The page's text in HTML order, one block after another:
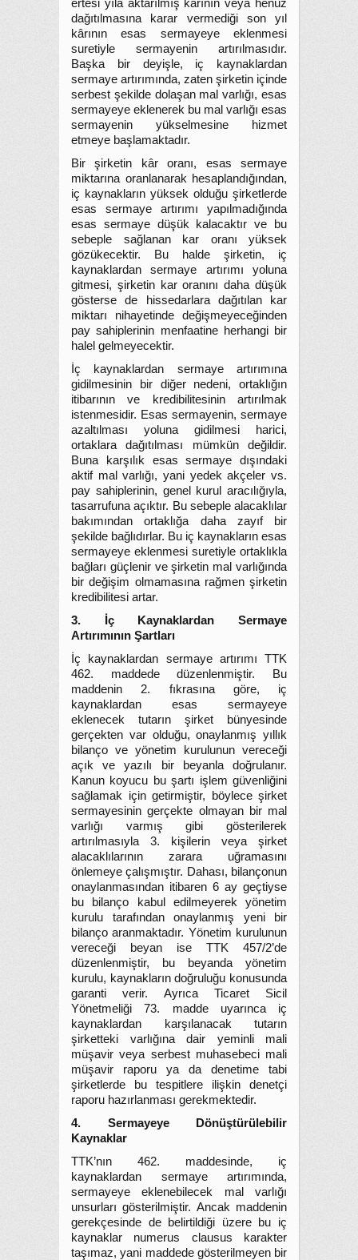
ertesi yıla aktarılmış kârının veya henüz
dağıtılmasına karar vermediği son yıl
kârının esas sermayeye eklenmesi
suretiyle sermayenin artırılmasıdır.
Başka bir deyişle, iç kaynaklardan
sermaye artırımında, zaten şirketin içinde
serbest şekilde dolaşan mal varlığı, esas
sermayeye eklenerek bu mal varlığı esas
sermayenin yükselmesine hizmet
etmeye başlamaktadır.
Bir şirketin kâr oranı, esas sermaye
miktarına oranlanarak hesaplandığından,
iç kaynakların yüksek olduğu şirketlerde
esas sermaye artırımı yapılmadığında
esas sermaye düşük kalacaktır ve bu
sebeple sağlanan kar oranı yüksek
gözükecektir. Bu halde şirketin, iç
kaynaklardan sermaye artırımı yoluna
gitmesi, şirketin kar oranını daha düşük
gösterse de hissedarlara dağıtılan kar
miktarı nihayetinde değişmeyeceğinden
pay sahiplerinin menfaatine herhangi bir
halel gelmeyecektir.
İç kaynaklardan sermaye artırımına
gidilmesinin bir diğer nedeni, ortaklığın
itibarının ve kredibilitesinin artırılmak
istenmesidir. Esas sermayenin, sermaye
azaltılması yoluna gidilmesi harici,
ortaklara dağıtılması mümkün değildir.
Buna karşılık esas sermaye dışındaki
aktif mal varlığı, yani yedek akçeler vs.
pay sahiplerinin, genel kurul aracılığıyla,
tasarrufuna açıktır. Bu sebeple alacaklılar
bakımından ortaklığa daha zayıf bir
şekilde bağlıdırlar. Bu iç kaynakların esas
sermayeye eklenmesi suretiyle ortaklıkla
bağları güçlenir ve şirketin mal varlığında
bir değişim olmamasına rağmen şirketin
kredibilitesi artar.
3. İç Kaynaklardan Sermaye
Artırımının Şartları
İç kaynaklardan sermaye artırımı TTK
462. maddede düzenlenmiştir. Bu
maddenin 2. fıkrasına göre, iç
kaynaklardan esas sermayeye
eklenecek tutarın şirket bünyesinde
gerçekten var olduğu, onaylanmış yıllık
bilanço ve yönetim kurulunun vereceği
açık ve yazılı bir beyanla doğrulanır.
Kanun koyucu bu şartı işlem güvenliğini
sağlamak için getirmiştir, böylece şirket
sermayesinin gerçekte olmayan bir mal
varlığı varmış gibi gösterilerek
artırılmasıyla 3. kişilerin veya şirket
alacaklılarının zarara uğramasını
önlemeye çalışmıştır. Dahası, bilançonun
onaylanmasından itibaren 6 ay geçtiyse
bu bilanço kabul edilmeyerek yönetim
kurulu tarafından onaylanmış yeni bir
bilanço aranmaktadır. Yönetim kurulunun
vereceği beyan ise TTK 457/2’de
düzenlenmiştir, bu beyanda yönetim
kurulu, kaynakların doğruluğu konusunda
garanti verir. Ayrıca Ticaret Sicil
Yönetmeliği 73. madde uyarınca iç
kaynaklardan karşılanacak tutarın
şirketteki varlığına dair yeminli mali
müşavir veya serbest muhasebeci mali
müşavir raporu ya da denetime tabi
şirketlerde bu tespitlere ilişkin denetçi
raporu hazırlanması gerekmektedir.
4. Sermayeye Dönüştürülebilir
Kaynaklar
TTK’nın 462. maddesinde, iç
kaynaklardan sermaye artırımında,
sermayeye eklenebilecek mal varlığı
unsurları gösterilmiştir. Ancak maddenin
gerekçesinde de belirtildiği üzere bu iç
kaynaklar numerus clausus karakter
taşımaz, yani maddede gösterilmeyen bir